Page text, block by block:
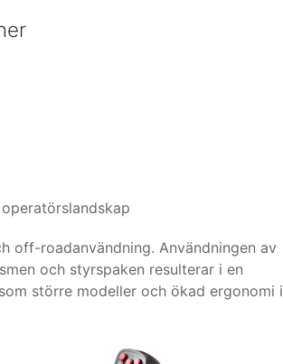
off-roadanvändning. Användningen av
och styrspaken resulterar i en
större modeller och ökad ergonomi i